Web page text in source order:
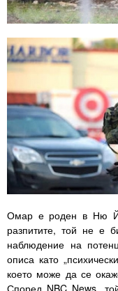
Омар е роден в Ню
разпитите, той не е
наблюдение на
описа като
което може да се